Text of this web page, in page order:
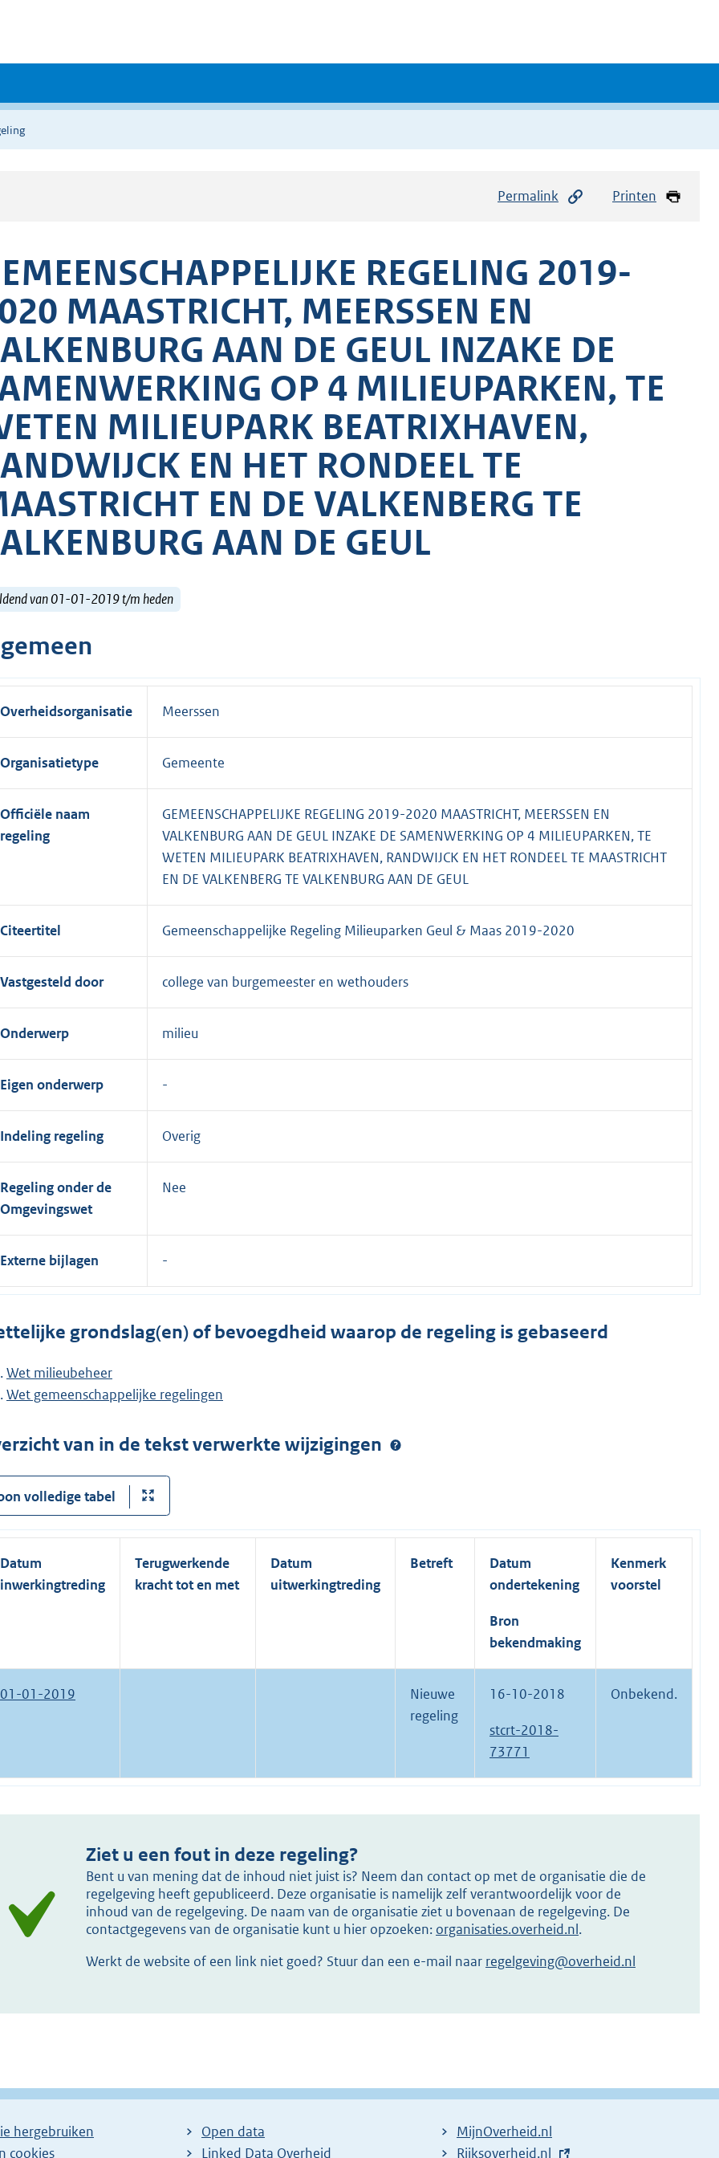
Permalink Printen
REGELING 2019-
MAASTRICHT, MEERSSEN EN
AAN DE GEUL INZAKE DE
OP 4 MILIEUPARKEN, TE
MILIEUPARK BEATRIXHAVEN,
EN HET RONDEEL TE
EN DE VALKENBERG TE
AAN DE GEUL
van 01-01-2019 t/m heden
Overheidsorganisatie Meerssen
Organisatietype Gemeente
Officiële naam
regeling
GEMEENSCHAPPELIJKE REGELING 2019-2020 MAASTRICHT, MEERSSEN EN
VALKENBURG AAN DE GEUL INZAKE DE SAMENWERKING OP 4 MILIEUPARKEN, TE
WETEN MILIEUPARK BEATRIXHAVEN, RANDWIJCK EN HET RONDEEL TE MAASTRICHT
EN DE VALKENBERG TE VALKENBURG AAN DE GEUL
Citeertitel Gemeenschappelijke Regeling Milieuparken Geul & Maas 2019-2020
Vastgesteld door college van burgemeester en wethouders
Onderwerp milieu
Eigen onderwerp
Indeling regeling Overig
Regeling onder de
Omgevingswet
Nee
Externe bijlagen
grondslag(en) of bevoegdheid waarop de regeling is gebaseerd
Wet milieubeheer
Wet gemeenschappelijke regelingen
van in de tekst verwerkte wijzigingen
volledige tabel
Datum
inwerkingtreding
Terugwerkende
kracht tot en met
Datum
uitwerkingtreding
Betreft
Datum
ondertekening
Bron
bekendmaking
Kenmerk
voorstel
01-01-2019
Nieuwe
regeling
16-10-2018
stcrt-2018-
73771
Onbekend.
Ziet u een fout in deze regeling?
Bent u van mening dat de inhoud niet juist is? Neem dan contact op met de organisatie die de
regelgeving heeft gepubliceerd. Deze organisatie is namelijk zelf verantwoordelijk voor de
inhoud van de regelgeving. De naam van de organisatie ziet u bovenaan de regelgeving. De
contactgegevens van de organisatie kunt u hier opzoeken: organisaties.overheid.nl.
Werkt de website of een link niet goed? Stuur dan een e-mail naar regelgeving@overheid.nl
hergebruiken
cookies
Open data
Linked Data Overheid
MijnOverheid.nl
E
Rijksoverheid.nl